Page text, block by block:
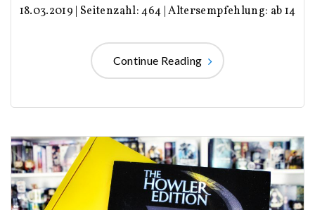
18.03.2019 | Seitenzahl: 464 | Altersempfehlung: ab 14
Continue Reading